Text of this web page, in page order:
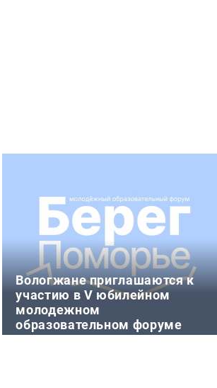
Вологжане приглашаются к
участию в V юбилейном
молодежном
образовательном форуме